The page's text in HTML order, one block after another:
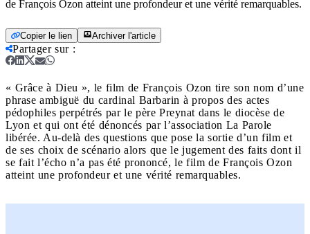
de François Ozon atteint une profondeur et une vérité remarquables.
Copier le lien Archiver l'article
Partager sur:
« Grâce à Dieu », le film de François Ozon tire son nom d’une
phrase ambiguë du cardinal Barbarin à propos des actes
pédophiles perpétrés par le père Preynat dans le diocèse de
Lyon et qui ont été dénoncés par l’association La Parole
libérée. Au-delà des questions que pose la sortie d’un film et
de ses choix de scénario alors que le jugement des faits dont il
se fait l’écho n’a pas été prononcé, le film de François Ozon
atteint une profondeur et une vérité remarquables.